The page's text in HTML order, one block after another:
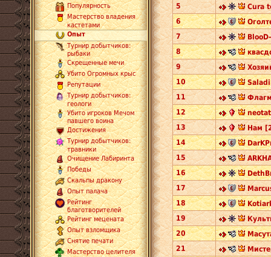
Популярность
Мастерство владения
кастетами
Опыт
Турнир добытчиков:
рыбаки
Скрещенные мечи
Убито Огромных крыс
Репутации
Турнир добытчиков:
геологи
Убито игроков Мечом
павшего воина
Достижения
Турнир добытчиков:
травники
Очищение Лабиринта
Победы
Скальпы дракону
Опыт палача
Рейтинг
благотворителей
Рейтинг мецената
Опыт взломщика
Снятие печати
Мастерство целителя
5
Cura
6
7
8
9
10
11
12
13
Нам
14
15
16
17
18
19
20
21